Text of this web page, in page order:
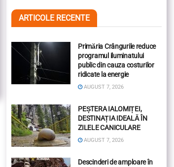
ARTICOLE RECENTE
Primăria Crângurile reduce
programul iluminatului
public din cauza costurilor
ridicate la energie
AUGUST 7, 2026
PEȘTERA IALOMIȚEI,
DESTINAȚIA IDEALĂ ÎN
ZILELE CANICULARE
AUGUST 7, 2026
Descinderi de amploare în